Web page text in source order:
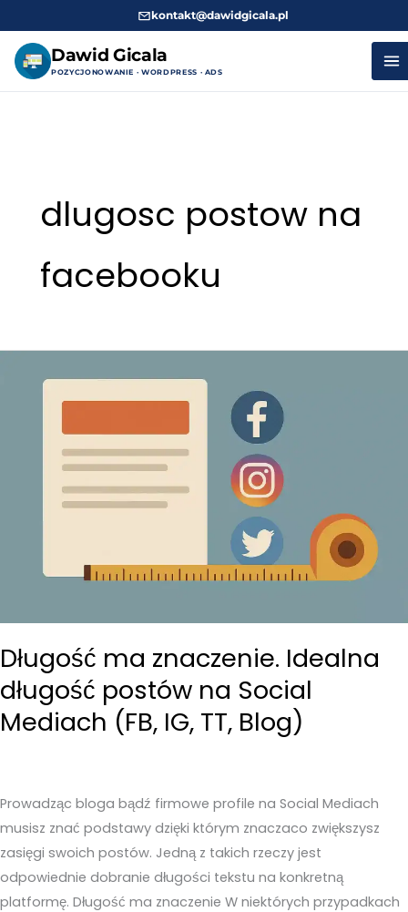
kontakt@dawidgicala.pl
Dawid Gicala
POZYCJONOWANIE · WORDPRESS · ADS
dlugosc postow na
facebooku
Długość ma znaczenie. Idealna
długość postów na Social
Mediach (FB, IG, TT, Blog)
Prowadząc bloga bądź firmowe profile na Social Mediach
musisz znać podstawy dzięki którym znaczaco zwiększysz
zasięgi swoich postów. Jedną z takich rzeczy jest
odpowiednie dobranie długości tekstu na konkretną
platformę. Długość ma znaczenie W niektórych przypadkach